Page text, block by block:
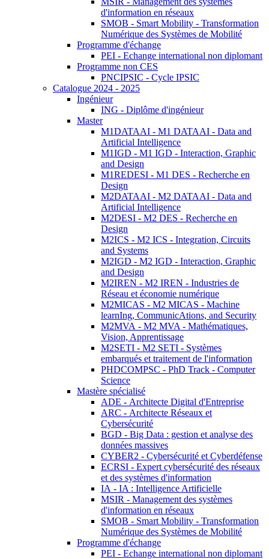
d'information en réseaux
SMOB - Smart Mobility - Transformation
Numérique des Systèmes de Mobilité
Programme d'échange
PEI - Echange international non diplomant
Programme non CES
PNCIPSIC - Cycle IPSIC
Catalogue 2024 - 2025
Ingénieur
ING - Diplôme d'ingénieur
Master
M1DATAAI - M1 DATAAI - Data and
Artificial Intelligence
M1IGD - M1 IGD - Interaction, Graphic
and Design
M1REDESI - M1 DES - Recherche en
Design
M2DATAAI - M2 DATAAI - Data and
Artificial Intelligence
M2DESI - M2 DES - Recherche en
Design
M2ICS - M2 ICS - Integration, Circuits
and Systems
M2IGD - M2 IGD - Interaction, Graphic
and Design
M2IREN - M2 IREN - Industries de
Réseau et économie numérique
M2MICAS - M2 MICAS - Machine
learnIng, CommunicAtions, and Security
M2MVA - M2 MVA - Mathématiques,
Vision, Apprentissage
M2SETI - M2 SETI - Systèmes
embarqués et traitement de l'information
PHDCOMPSC - PhD Track - Computer
Science
Mastère spécialisé
ADE - Architecte Digital d'Entreprise
ARC - Architecte Réseaux et
Cybersécurité
BGD - Big Data : gestion et analyse des
données massives
CYBER2 - Cybersécurité et Cyberdéfense
ECRSI - Expert cybersécurité des réseaux
et des systèmes d'information
IA - IA : Intelligence Artificielle
MSIR - Management des systèmes
d'information en réseaux
SMOB - Smart Mobility - Transformation
Numérique des Systèmes de Mobilité
Programme d'échange
PEI - Echange international non diplomant